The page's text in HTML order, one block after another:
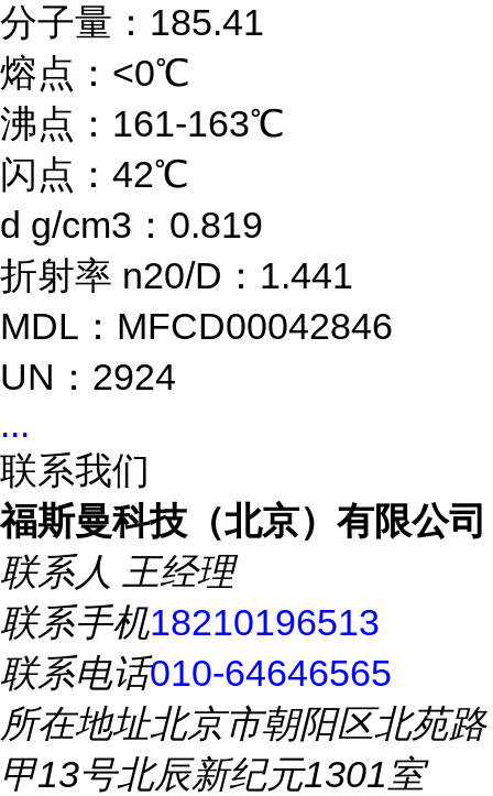
分子量：185.41
熔点：<0℃
沸点：161-163℃
闪点：42℃
d g/cm3：0.819
折射率 n20/D：1.441
MDL：MFCD00042846
UN：2924
...
联系我们
福斯曼科技（北京）有限公司
联系人 王经理
联系手机18210196513
联系电话010-64646565
所在地址北京市朝阳区北苑路
甲13号北辰新纪元1301室